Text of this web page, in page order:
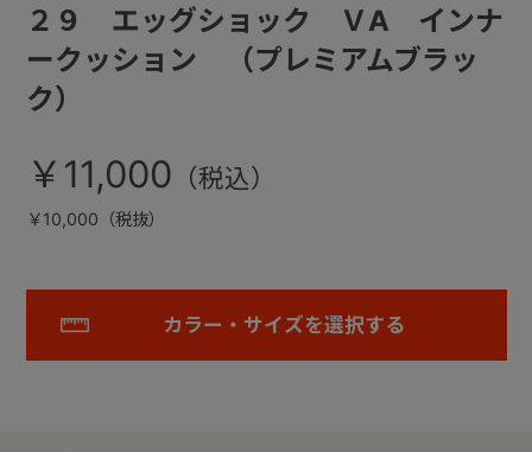
２９ エッグショック ＶA インナ
ークッション （プレミアムブラッ
ク）
￥11,000
￥10,000（税抜）
カラー・サイズを選択する